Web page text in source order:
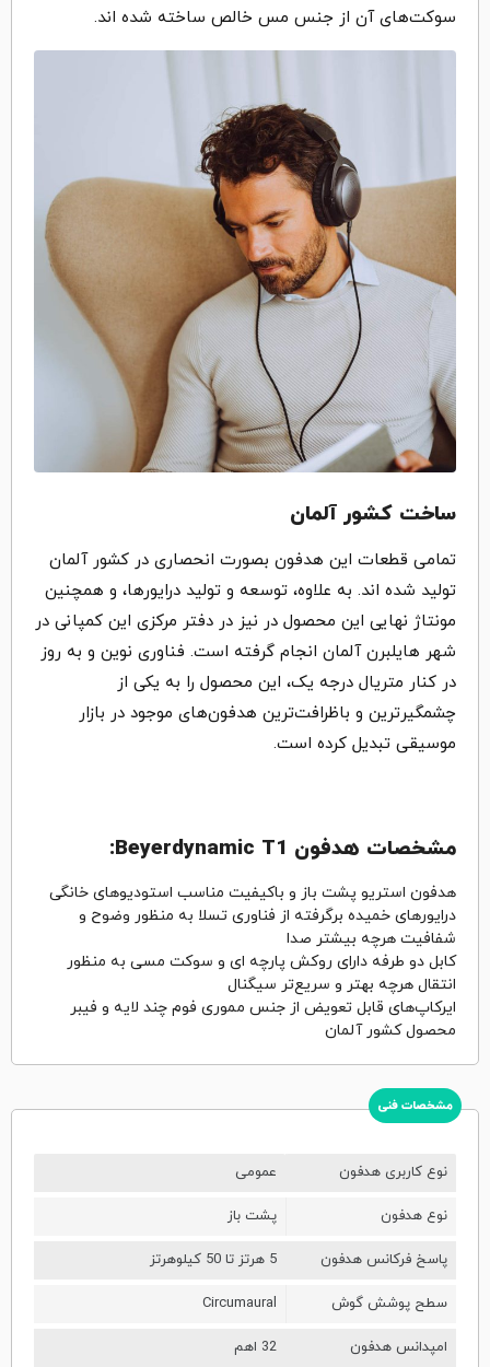
سوکت‌های آن از جنس مس خالص ساخته شده اند.
ساخت کشور آلمان
تمامی قطعات این هدفون بصورت انحصاری در کشور آلمان
تولید شده اند. به علاوه، توسعه و تولید درایورها، و همچنین
مونتاژ نهایی این محصول در نیز در دفتر مرکزی این کمپانی در
شهر هایلبرن آلمان انجام گرفته است. فناوری نوین و به روز
در کنار متریال درجه یک، این محصول را به یکی از
چشمگیرترین و باظرافت‌ترین هدفون‌های موجود در بازار
موسیقی تبدیل کرده است.
مشخصات هدفون Beyerdynamic T1:
هدفون استریو پشت باز و باکیفیت مناسب استودیوهای خانگی
درایورهای خمیده برگرفته از فناوری تسلا به منظور وضوح و
شفافیت هرچه بیشتر صدا
کابل دو طرفه دارای روکش پارچه ای و سوکت مسی به منظور
انتقال هرچه بهتر و سریع‌تر سیگنال
ایرکاپ‌های قابل تعویض از جنس مموری فوم چند لایه و فیبر
محصول کشور آلمان
مشخصات فنی
نوع کاربری هدفون عمومی
نوع هدفون پشت باز
پاسخ فرکانس هدفون 5 هرتز تا 50 کیلوهرتز
سطح پوشش گوش Circumaural
امپدانس هدفون 32 اهم